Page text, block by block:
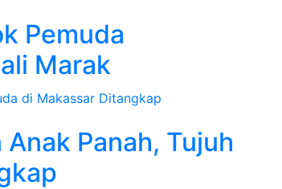
Pemuda
Marak
Panah, Tujuh